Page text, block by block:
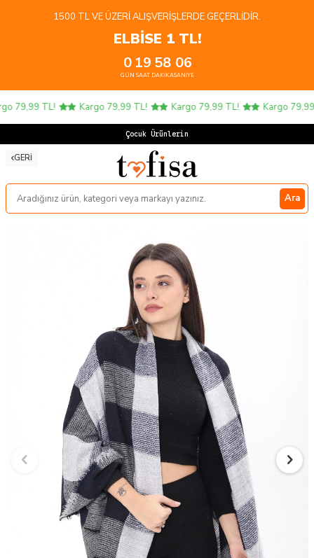
1500 TL VE ÜZERI ALIŞVERIŞLERDE GEÇERLIDIR.
ELBİSE 1 TL!
0
GÜN
19
SAAT
58
DAKIKA
06
SANIYE
79,99 TL! Kargo 79,99 TL! Kargo 79,99 TL! Kargo 79,99
Çocuk Ürünlerinde
GERI
Ara